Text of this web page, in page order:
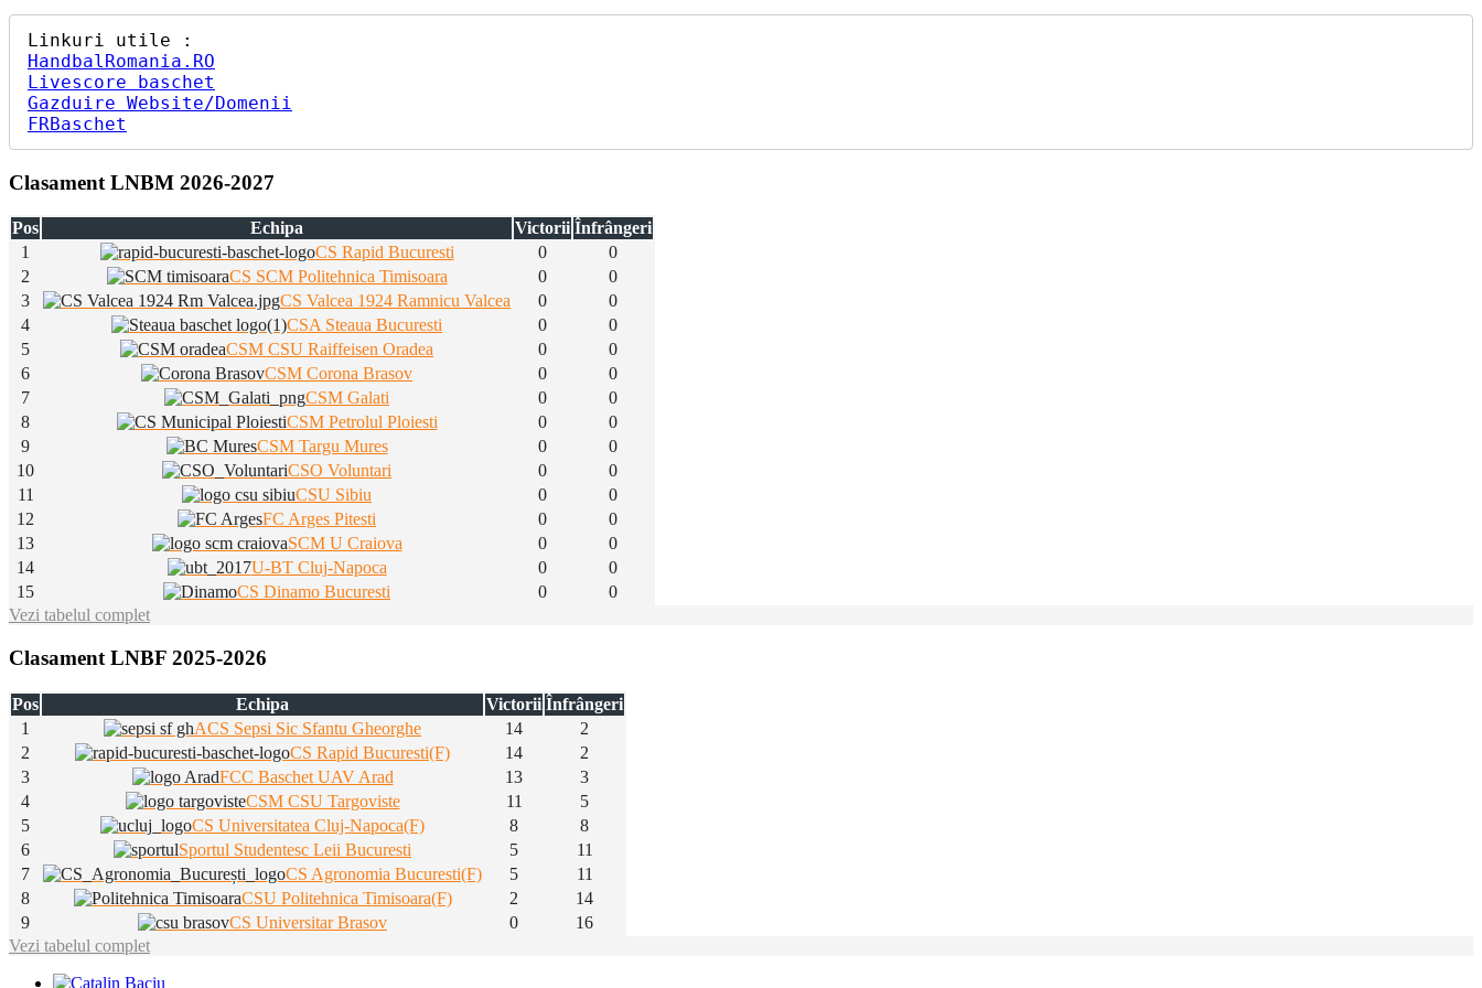
HandbalRomania.RO
Livescore baschet
Gazduire Website/Domenii
FRBaschet
Clasament LNBM 2026-2027
Pos Echipa Victorii Înfrângeri
1
CS Rapid Bucuresti 0
0
2
CS SCM Politehnica Timisoara 0
0
3
CS Valcea 1924 Ramnicu Valcea 0
0
4
CSA Steaua Bucuresti 0
0
5
CSM CSU Raiffeisen Oradea 0
0
6
CSM Corona Brasov 0
0
7
CSM Galati 0
0
8
CSM Petrolul Ploiesti 0
0
9
CSM Targu Mures 0
0
10
CSO Voluntari 0
0
11
CSU Sibiu 0
0
12
FC Arges Pitesti 0
0
13
SCM U Craiova 0
0
14
U-BT Cluj-Napoca 0
0
15
CS Dinamo Bucuresti 0
0
Vezi tabelul complet
Clasament LNBF 2025-2026
Pos Echipa Victorii Înfrângeri
1
ACS Sepsi Sic Sfantu Gheorghe 14
2
2
CS Rapid Bucuresti(F) 14
2
3
FCC Baschet UAV Arad 13
3
4
CSM CSU Targoviste 11
5
5
CS Universitatea Cluj-Napoca(F) 8
8
6
Sportul Studentesc Leii Bucuresti 5
11
7
CS Agronomia Bucuresti(F) 5
11
8
CSU Politehnica Timisoara(F) 2
14
9
CS Universitar Brasov 0
16
Vezi tabelul complet